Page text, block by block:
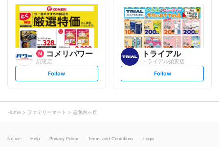
l
o
w
o
w
コメリパワー
須恵店
s
l
o
Follow
トライアル
トライアル須恵店
s
l
Follow
Home ファミリーマート 志免向ヶ丘
Notice Help Privacy Policy Terms and Conditions Login